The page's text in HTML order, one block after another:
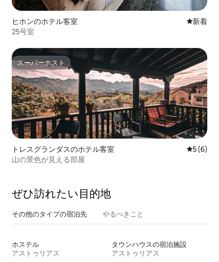
ヒホンのホテル客室 新しい宿
新着
25号室
スーパーホスト
スーパーホスト
トレスグランダスのホテル客室 レビュー
5 (6)
山の景色が見える部屋
ぜひ訪⁠れ⁠た⁠い目⁠的⁠地
その他のタ⁠イ⁠プ⁠の宿⁠泊⁠先 やるべきこと
ホステル
アストゥリアス
タウンハウスの宿泊施設
アストゥリアス